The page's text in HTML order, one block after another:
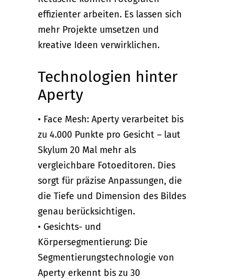
effizienter arbeiten. Es lassen sich
mehr Projekte umsetzen und
kreative Ideen verwirklichen.
Technologien hinter
Aperty
• Face Mesh: Aperty verarbeitet bis
zu 4.000 Punkte pro Gesicht – laut
Skylum 20 Mal mehr als
vergleichbare Fotoeditoren. Dies
sorgt für präzise Anpassungen, die
die Tiefe und Dimension des Bildes
genau berücksichtigen.
• Gesichts- und
Körpersegmentierung: Die
Segmentierungstechnologie von
Aperty erkennt bis zu 30